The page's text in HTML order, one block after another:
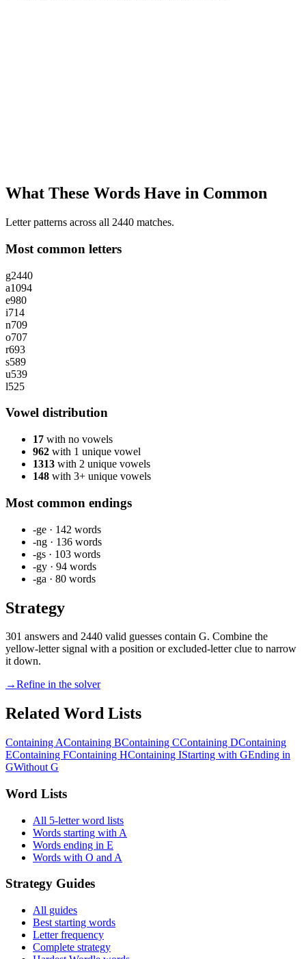
What These Words Have in Common
Letter patterns across all 2440 matches.
Most common letters
g2440
a1094
e980
i714
n709
o707
r693
s589
u539
l525
Vowel distribution
17 with no vowels
962 with 1 unique vowel
1313 with 2 unique vowels
148 with 3+ unique vowels
Most common endings
-ge · 142 words
-ng · 136 words
-gs · 103 words
-gy · 94 words
-ga · 80 words
Strategy
301 answers and 2440 valid guesses contain G. Combine the
yellow-letter signal with a position or excluded-letter clue to narrow
it down.
→Refine in the solver
Related Word Lists
Containing AContaining BContaining CContaining DContaining
EContaining FContaining HContaining IStarting with GEnding in
GWithout G
Word Lists
All 5-letter word lists
Words starting with A
Words ending in E
Words with O and A
Strategy Guides
All guides
Best starting words
Letter frequency
Complete strategy